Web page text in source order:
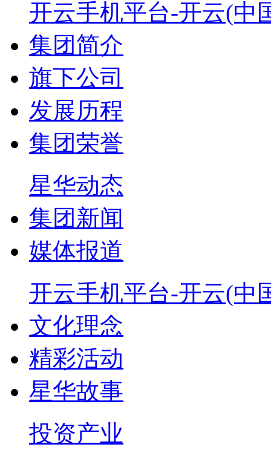
开云手机平台-开云(中
集团简介
旗下公司
发展历程
集团荣誉
星华动态
集团新闻
媒体报道
开云手机平台-开云(中
文化理念
精彩活动
星华故事
投资产业